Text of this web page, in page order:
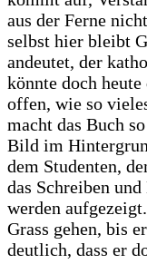
aus der Ferne
selbst hier bleibt
andeutet, der
könnte doch
offen, wie so
macht das Buch
Bild im
dem Studenten,
das Schreiben
werden
Grass gehen, bis
deutlich, dass er